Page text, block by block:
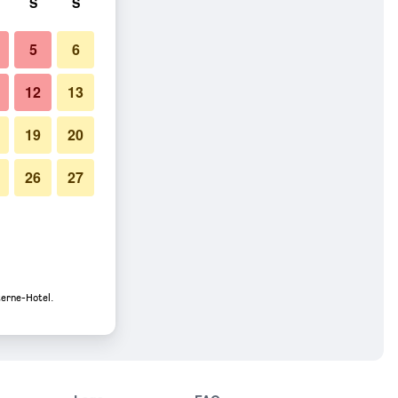
5 6
12 13
19 20
26 27
Hotel.